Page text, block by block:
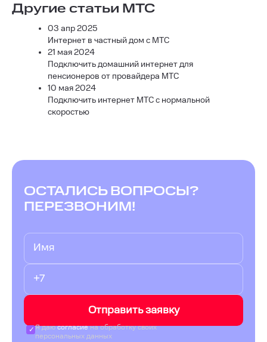
Другие статьи МТС
03 апр 2025
Интернет в частный дом с МТС
21 мая 2024
Подключить домашний интернет для
пенсионеров от провайдера МТС
10 мая 2024
Подключить интернет МТС с нормальной
скоростью
ОСТАЛИСЬ ВОПРОСЫ?
ПЕРЕЗВОНИМ!
Отправить заявку
Я даюсогласиена обработку своих
персональных данных